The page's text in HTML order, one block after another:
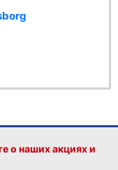
о наших акциях и